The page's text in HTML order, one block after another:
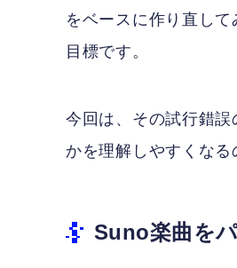
をベースに作り直し
目標です。
今回は、その試行錯
かを理解しやすくなる
Suno楽曲を